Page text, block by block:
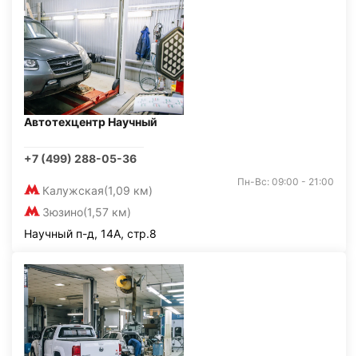
Автотехцентр Научный
+7 (499) 288-05-36
Калужская(1,09 км)
Зюзино(1,57 км)
Пн-Вс: 09:00 - 21:00
Научный п-д, 14А, стр.8